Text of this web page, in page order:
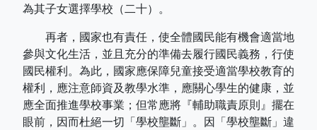
為其子女選擇學校（二十）。
再者，國家也有責任，使全體國民能有機會適當地
參與文化生活，並且充分的準備去履行國民義務，行使
國民權利。為此，國家應保障兒童接受適當學校教育的
權利，應注意師資及教學水準，應關心學生的健康，並
應全面推進學校事業；但常應將『輔助職責原則』擺在
眼前，因而杜絕一切「學校壟斷」。因「學校壟斷」違